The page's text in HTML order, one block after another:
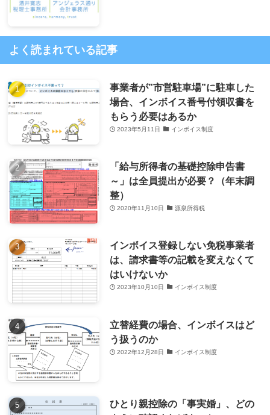
よく読まれている記事
事業者が”市営駐車場”に駐車した
場合、インボイス番号付領収書を
もらう必要はあるか
2023年5月11日 インボイス制度
「給与所得者の基礎控除申告書
～」は全員提出が必要？（年末調
整）
2020年11月10日 源泉所得税
インボイス登録しない免税事業者
は、請求書等の記載を変えなくて
はいけないか
2023年10月10日 インボイス制度
立替経費の場合、インボイスはど
う扱うのか
2022年12月28日 インボイス制度
ひとり親控除の「事実婚」、どの